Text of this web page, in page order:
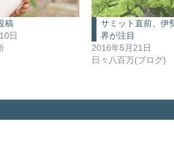
稿
日
サミット直前、伊
界が注目
2016年5月21日
日々八百万(ブログ)